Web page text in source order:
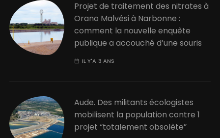
Projet de traitement des nitrates à
Orano Malvési à Narbonne :
comment la nouvelle enquête
publique a accouché d’une souris
IL Y'A 3 ANS
Aude. Des militants écologistes
mobilisent la population contre 1
projet “totalement obsolète”